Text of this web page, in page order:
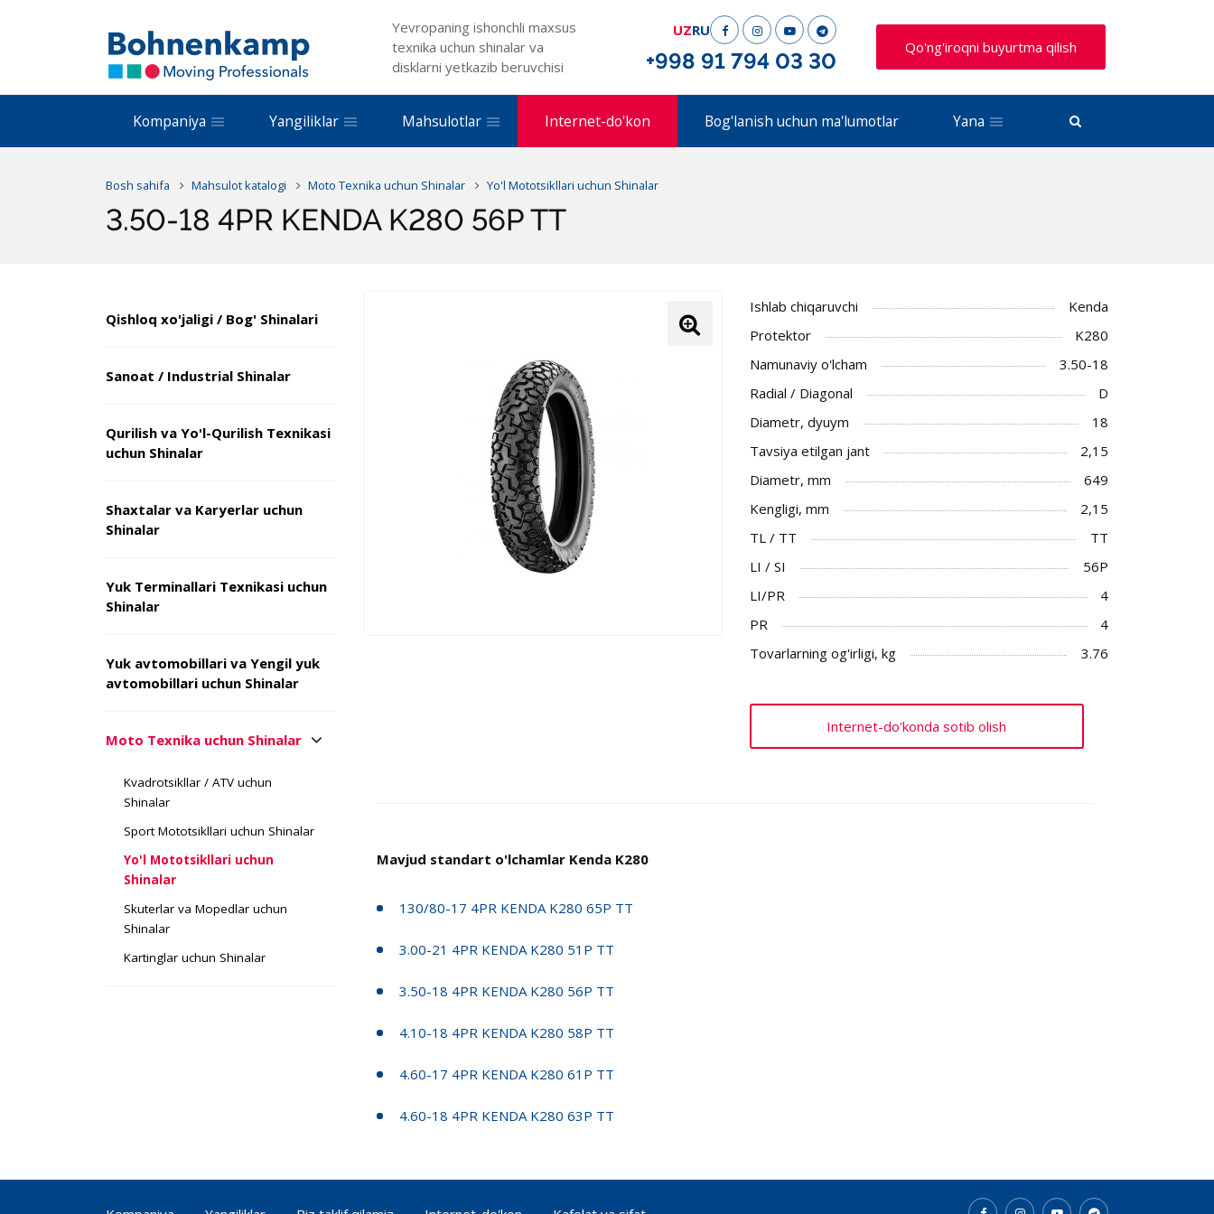
Yevropaning ishonchli maxsus
texnika uchun shinalar va
disklarni yetkazib beruvchisi
UZRU
+998 91 794 03 30
Qo'ng'iroqni buyurtma qilish
Kompaniya Yangiliklar Mahsulotlar Internet-do'kon Bog'lanish uchun ma'lumotlar Yana
Bosh sahifa Mahsulot katalogi Moto Texnika uchun Shinalar Yo'l Mototsikllari uchun Shinalar
3.50-18 4PR KENDA K280 56P TT
Qishloq xo'jaligi / Bog' Shinalari
Sanoat / Industrial Shinalar
Qurilish va Yo'l-Qurilish Texnikasi
uchun Shinalar
Shaxtalar va Karyerlar uchun
Shinalar
Yuk Terminallari Texnikasi uchun
Shinalar
Yuk avtomobillari va Yengil yuk
avtomobillari uchun Shinalar
Moto Texnika uchun Shinalar
Kvadrotsikllar / ATV uchun
Shinalar
Sport Mototsikllari uchun Shinalar
Yo'l Mototsikllari uchun
Shinalar
Skuterlar va Mopedlar uchun
Shinalar
Kartinglar uchun Shinalar
Ishlab chiqaruvchi
Kenda
Protektor
K280
Namunaviy o'lcham
3.50-18
Radial / Diagonal
D
Diametr, dyuym
18
Tavsiya etilgan jant
2,15
Diametr, mm
649
Kengligi, mm
2,15
TL / TT
TT
LI / SI
56P
LI/PR
4
PR
4
Tovarlarning og'irligi, kg
3.76
Internet-do'konda sotib olish
Mavjud standart o'lchamlar Kenda K280
130/80-17 4PR KENDA K280 65P TT
3.00-21 4PR KENDA K280 51P TT
3.50-18 4PR KENDA K280 56P TT
4.10-18 4PR KENDA K280 58P TT
4.60-17 4PR KENDA K280 61P TT
4.60-18 4PR KENDA K280 63P TT